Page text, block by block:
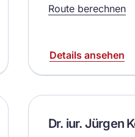
Route berechnen
Details ansehen
Dr. iur. Jürgen